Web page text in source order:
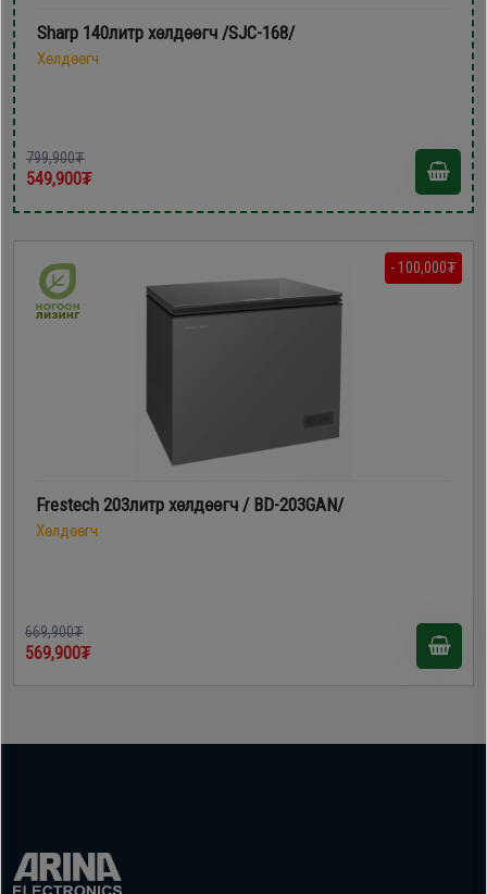
Sharp 140литр хөлдөөгч /SJC-168/
Хөлдөөгч
799,900₮
549,900₮
- 100,000₮
Frestech 203литр xөлдөөгч / BD-203GAN/
Хөлдөөгч
669,900₮
569,900₮